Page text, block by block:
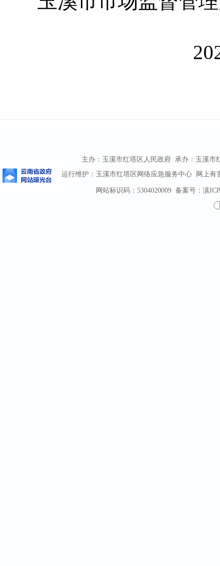
主办：玉溪市红塔区人民政府 承办：玉溪市
运行维护：玉溪市红塔区网络应急服务中心 网上有
网站标识码：5304020009备案号：滇